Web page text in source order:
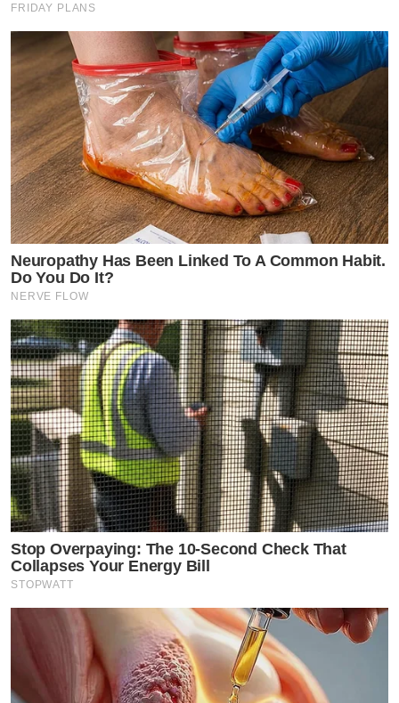
FRIDAY PLANS
Neuropathy Has Been Linked To A Common Habit.
Do You Do It?
NERVE FLOW
Stop Overpaying: The 10-Second Check That
Collapses Your Energy Bill
STOPWATT